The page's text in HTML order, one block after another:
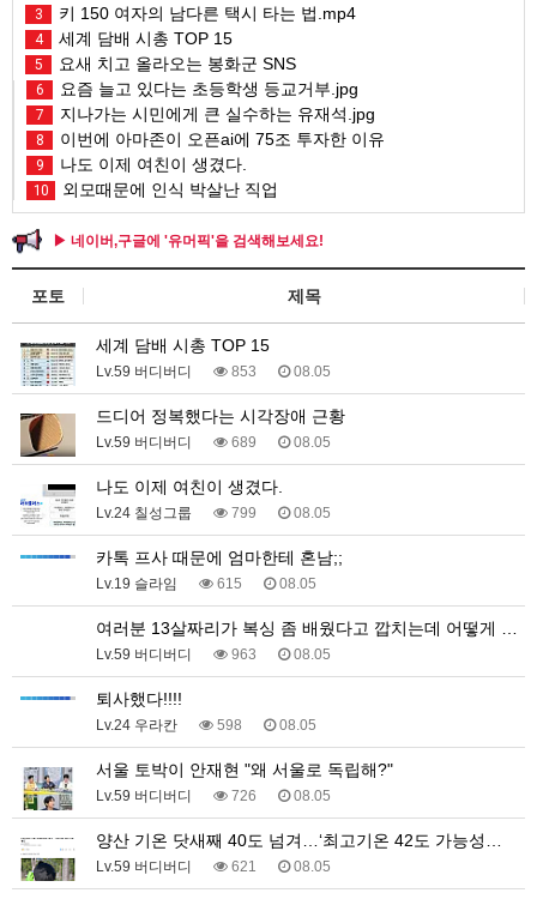
3 키 150 여자의 남다른 택시 타는 법.mp4
4 세계 담배 시총 TOP 15
5 요새 치고 올라오는 봉화군 SNS
6 요즘 늘고 있다는 초등학생 등교거부.jpg
7 지나가는 시민에게 큰 실수하는 유재석.jpg
8 이번에 아마존이 오픈ai에 75조 투자한 이유
9 나도 이제 여친이 생겼다.
10 외모때문에 인식 박살난 직업
▶ 네이버,구글에 '유머픽'을 검색해보세요!
포토 제목
세계 담배 시총 TOP 15
Lv.59 버디버디 853 08.05
드디어 정복했다는 시각장애 근황
Lv.59 버디버디 689 08.05
나도 이제 여친이 생겼다.
Lv.24 칠성그룹 799 08.05
카톡 프사 때문에 엄마한테 혼남;;
Lv.19 슬라임 615 08.05
여러분 13살짜리가 복싱 좀 배웠다고 깝치는데 어떻게 …
Lv.59 버디버디 963 08.05
퇴사했다!!!!
Lv.24 우라칸 598 08.05
서울 토박이 안재현 "왜 서울로 독립해?"
Lv.59 버디버디 726 08.05
양산 기온 닷새째 40도 넘겨…‘최고기온 42도 가능성…
Lv.59 버디버디 621 08.05